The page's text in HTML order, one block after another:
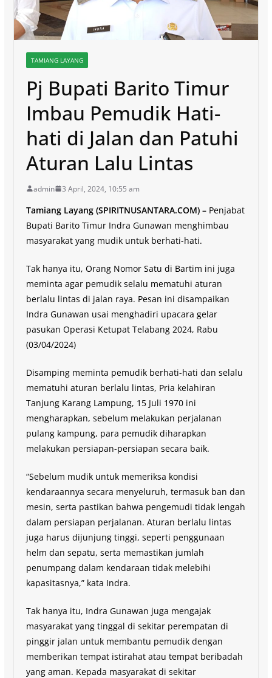
TAMIANG LAYANG
Pj Bupati Barito Timur
Imbau Pemudik Hati-
hati di Jalan dan Patuhi
Aturan Lalu Lintas
admin 3 April, 2024, 10:55 am
Tamiang Layang (SPIRITNUSANTARA.COM) –Penjabat
Bupati Barito Timur Indra Gunawan menghimbau
masyarakat yang mudik untuk berhati-hati.
Tak hanya itu, Orang Nomor Satu di Bartim ini juga
meminta agar pemudik selalu mematuhi aturan
berlalu lintas di jalan raya. Pesan ini disampaikan
Indra Gunawan usai menghadiri upacara gelar
pasukan Operasi Ketupat Telabang 2024, Rabu
(03/04/2024)
Disamping meminta pemudik berhati-hati dan selalu
mematuhi aturan berlalu lintas, Pria kelahiran
Tanjung Karang Lampung, 15 Juli 1970 ini
mengharapkan, sebelum melakukan perjalanan
pulang kampung, para pemudik diharapkan
melakukan persiapan-persiapan secara baik.
“Sebelum mudik untuk memeriksa kondisi
kendaraannya secara menyeluruh, termasuk ban dan
mesin, serta pastikan bahwa pengemudi tidak lengah
dalam persiapan perjalanan. Aturan berlalu lintas
juga harus dijunjung tinggi, seperti penggunaan
helm dan sepatu, serta memastikan jumlah
penumpang dalam kendaraan tidak melebihi
kapasitasnya,” kata Indra.
Tak hanya itu, Indra Gunawan juga mengajak
masyarakat yang tinggal di sekitar perempatan di
pinggir jalan untuk membantu pemudik dengan
memberikan tempat istirahat atau tempat beribadah
yang aman. Kepada masyarakat di sekitar